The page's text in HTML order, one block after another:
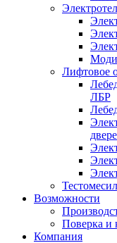
Лифтовое
ЛБР
Возможности
Поверка и
Компания